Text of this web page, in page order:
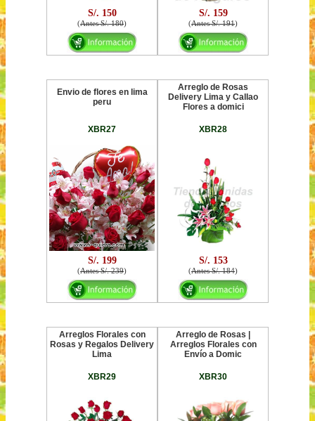
S/. 150
(Antes S/. 180)
S/. 159
(Antes S/. 191)
Envio de flores en lima
peru
XBR27
S/. 199
(Antes S/. 239)
Arreglo de Rosas
Delivery Lima y Callao
Flores a domici
XBR28
S/. 153
(Antes S/. 184)
Arreglos Florales con
Rosas y Regalos Delivery
Lima
XBR29
Arreglo de Rosas |
Arreglos Florales con
Envío a Domic
XBR30